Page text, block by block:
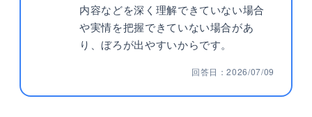
内容などを深く理解できていない場合
や実情を把握できていない場合があ
り、ぼろが出やすいからです。
回答日：2026/07/09